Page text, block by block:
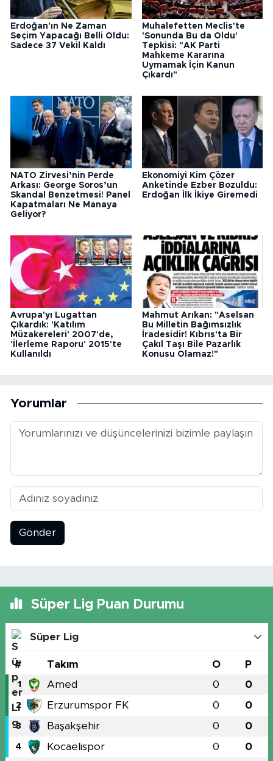
Erdoğan'ın Ne Zaman
Seçim Yapacağı Belli Oldu:
Sadece 37 Vekil Kaldı
Muhalefetten Meclis'te
'Sonunda Bu da Oldu'
Tepkisi: "AK Parti
Mahkeme Kararına
Uymamak İçin Kanun
Çıkardı"
NATO Zirvesi’nin Perde
Arkası: George Soros’un
Skandal Benzetmesi! Panel
Kapatmaları Ne Manaya
Geliyor?
Ekonomiyi Kim Çözer
Anketinde Ezber Bozuldu:
Erdoğan İlk İkiye Giremedi
Avrupa'yı Lugattan
Çıkardık: 'Katılım
Müzakereleri' 2007'de,
'İlerleme Raporu' 2015'te
Kullanıldı
Mahmut Arıkan: "Aselsan
Bu Milletin Bağımsızlık
İradesidir! Kıbrıs'ta Bir
Çakıl Taşı Bile Pazarlık
Konusu Olamaz!"
Yorumlar
Gönder
Süper Lig Puan Durumu
Süper Lig
# Takım O P
1 Amed 0 0
2 Erzurumspor FK 0 0
3 Başakşehir 0 0
4 Kocaelispor 0 0